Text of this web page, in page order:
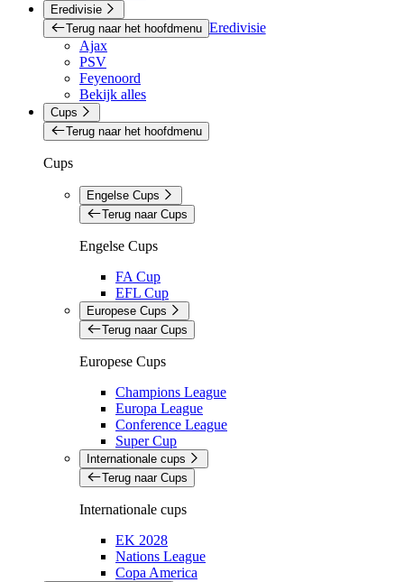
Eredivisie
Terug naar het hoofdmenu Eredivisie
Ajax
PSV
Feyenoord
Bekijk alles
Cups
Terug naar het hoofdmenu
Cups
Engelse Cups
Terug naar Cups
Engelse Cups
FA Cup
EFL Cup
Europese Cups
Terug naar Cups
Europese Cups
Champions League
Europa League
Conference League
Super Cup
Internationale cups
Terug naar Cups
Internationale cups
EK 2028
Nations League
Copa America